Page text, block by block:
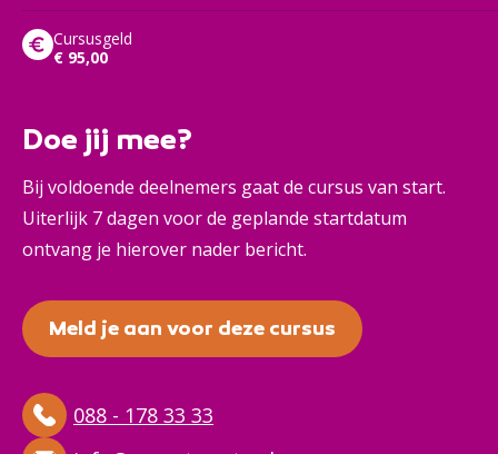
Cursusgeld
€ 95,00
Doe jij mee?
Bij voldoende deelnemers gaat de cursus van start.
Uiterlijk 7 dagen voor de geplande startdatum
ontvang je hierover nader bericht.
Meld je aan voor deze cursus
088 - 178 33 33